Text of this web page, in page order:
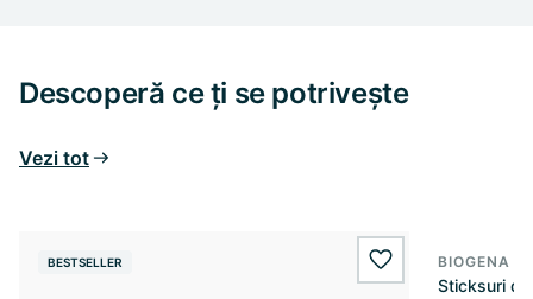
Descoperă ce ți se potrivește
Vezi tot
BESTSELLER wishlist.add
BIOGENA
Sticksuri